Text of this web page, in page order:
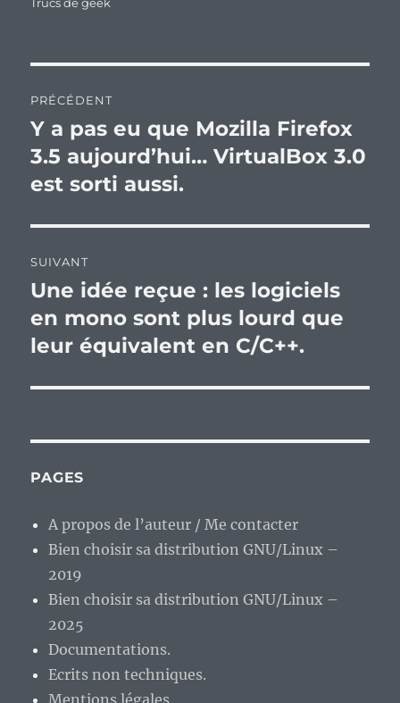
Trucs de geek
de
l’article
PRÉCÉDENT
Publication
précédente :
Y a pas eu que Mozilla Firefox
3.5 aujourd’hui… VirtualBox 3.0
est sorti aussi.
SUIVANT
Publication
suivante :
Une idée reçue : les logiciels
en mono sont plus lourd que
leur équivalent en C/C++.
PAGES
A propos de l’auteur / Me contacter
Bien choisir sa distribution GNU/Linux –
2019
Bien choisir sa distribution GNU/Linux –
2025
Documentations.
Ecrits non techniques.